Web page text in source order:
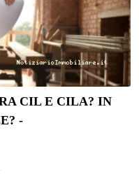
CIL E CILA? IN
-